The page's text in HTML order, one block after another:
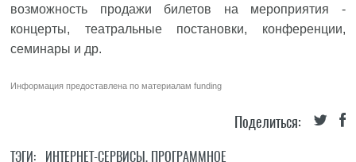
возможность продажи билетов на мероприятия -
концерты, театральные постановки, конференции,
семинары и др.
Информация предоставлена по материаламfunding
Поделиться:
ТЭГИ: ИНТЕРНЕТ-СЕРВИСЫ, ПРОГРАММНОЕ